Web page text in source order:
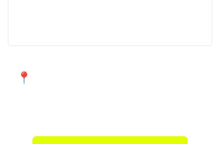
📍 Atendimento de qualidade em